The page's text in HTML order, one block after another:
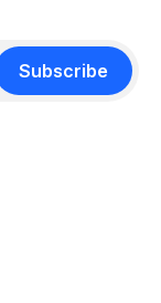
Subscribe